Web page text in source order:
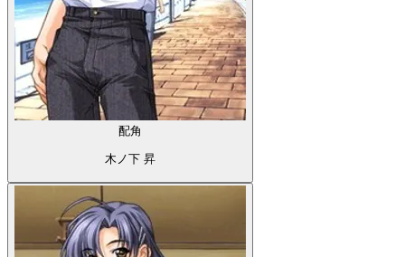
配角
木ノ下 昇